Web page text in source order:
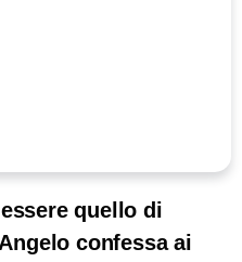
quello di
confessa ai